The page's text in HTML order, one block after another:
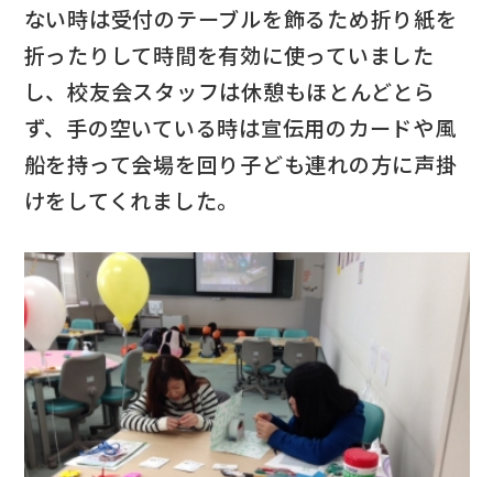
ない時は受付のテーブルを飾るため折り紙を
折ったりして時間を有効に使っていました
し、校友会スタッフは休憩もほとんどとら
ず、手の空いている時は宣伝用のカードや風
船を持って会場を回り子ども連れの方に声掛
けをしてくれました。